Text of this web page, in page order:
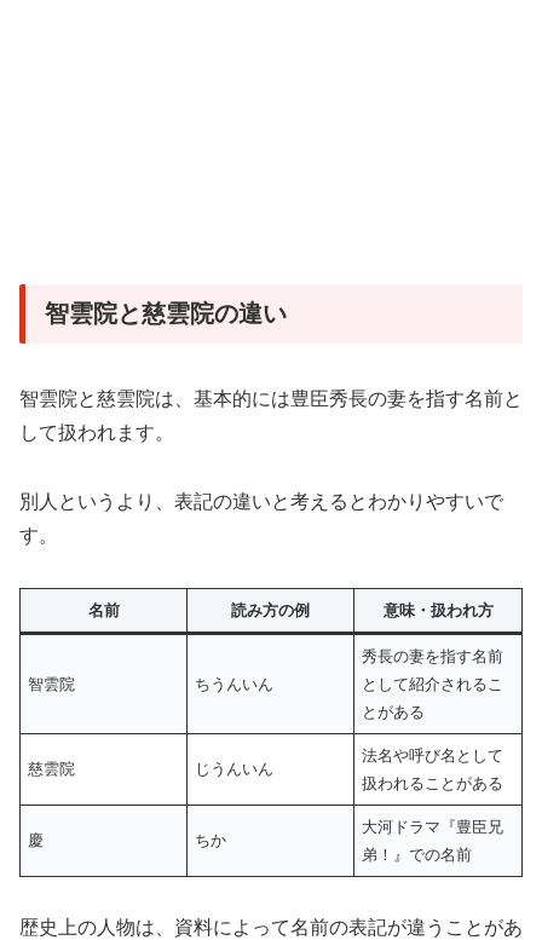
智雲院と慈雲院の違い
智雲院と慈雲院は、基本的には豊臣秀長の妻を指す名前と
して扱われます。
別人というより、表記の違いと考えるとわかりやすいで
す。
名前 読み方の例 意味・扱われ方
智雲院 ちうんいん
秀長の妻を指す名前
として紹介されるこ
とがある
慈雲院 じうんいん
法名や呼び名として
扱われることがある
慶 ちか
大河ドラマ『豊臣兄
弟！』での名前
歴史上の人物は、資料によって名前の表記が違うことがあ